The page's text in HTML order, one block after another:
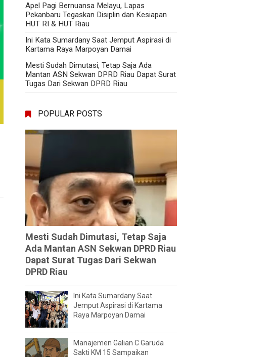
Apel Pagi Bernuansa Melayu, Lapas
Pekanbaru Tegaskan Disiplin dan Kesiapan
HUT RI & HUT Riau
Ini Kata Sumardany Saat Jemput Aspirasi di
Kartama Raya Marpoyan Damai
Mesti Sudah Dimutasi, Tetap Saja Ada
Mantan ASN Sekwan DPRD Riau Dapat Surat
Tugas Dari Sekwan DPRD Riau
POPULAR POSTS
Mesti Sudah Dimutasi, Tetap Saja
Ada Mantan ASN Sekwan DPRD Riau
Dapat Surat Tugas Dari Sekwan
DPRD Riau
Ini Kata Sumardany Saat
Jemput Aspirasi di Kartama
Raya Marpoyan Damai
Manajemen Galian C Garuda
Sakti KM 15 Sampaikan